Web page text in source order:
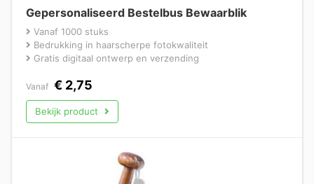
Gepersonaliseerd Bestelbus Bewaarblik
Vanaf 1000 stuks
Bedrukking in haarscherpe fotokwaliteit
Gratis digitaal ontwerp en verzending
Vanaf € 2,75
Bekijk product